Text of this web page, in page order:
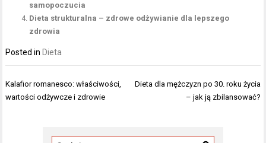
samopoczucia
Dieta strukturalna – zdrowe odżywianie dla lepszego
zdrowia
Posted in Dieta
Nawigacja
wpisu
Kalafior romanesco: właściwości,
wartości odżywcze i zdrowie
Dieta dla mężczyzn po 30. roku życia
– jak ją zbilansować?